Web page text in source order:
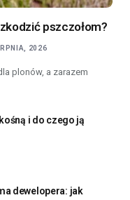
pszczołom?
2026
plonów, a zarazem
i do czego ją
dewelopera: jak